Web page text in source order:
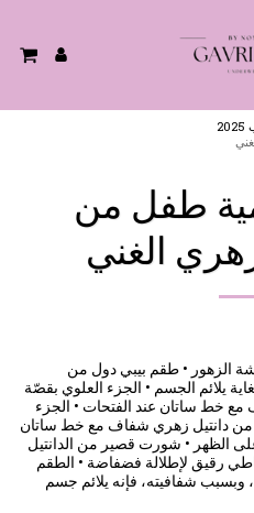
طفل من
الغني
الزهور • طقم بيبي دول من
يلائم الجسم • الجزء العلوي بقصّة
خط ساتان عند الفتحات • الجزء
دانتيل زهري شفاف مع خط ساتان
الظهر • شورت قصير من الدانتيل
رقيق لإطلالة فضفاضة • الطقم
شفافيته، فإنه يلائم جسم